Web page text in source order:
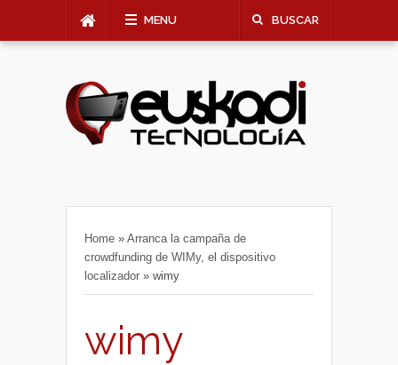
MENU BUSCAR
Home » Arranca la campaña de
crowdfunding de WIMy, el dispositivo
localizador » wimy
wimy